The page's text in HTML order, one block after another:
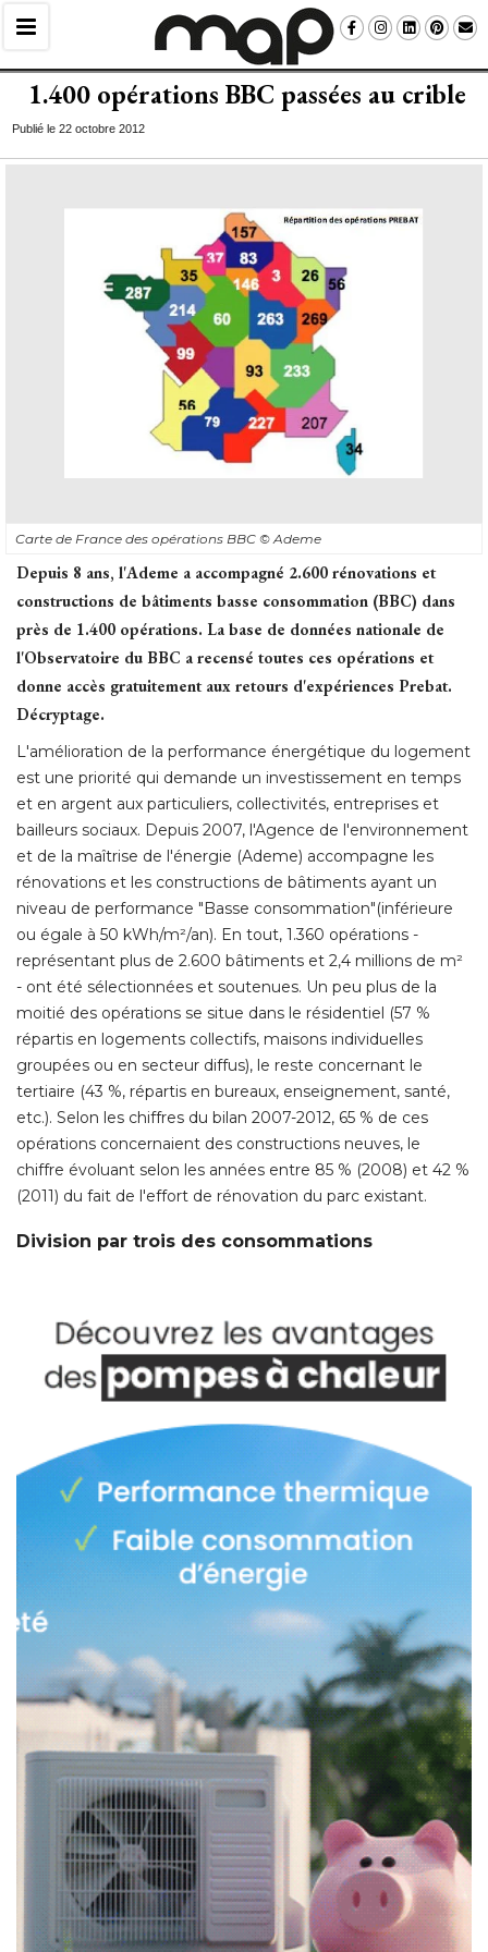
1.400 opérations BBC passées au crible
Publié le 22 octobre 2012
Carte de France des opérations BBC © Ademe
Depuis 8 ans, l'Ademe a accompagné 2.600 rénovations et
constructions de bâtiments basse consommation (BBC) dans
près de 1.400 opérations. La base de données nationale de
l'Observatoire du BBC a recensé toutes ces opérations et
donne accès gratuitement aux retours d'expériences Prebat.
Décryptage.
L'amélioration de la performance énergétique du logement
est une priorité qui demande un investissement en temps
et en argent aux particuliers, collectivités, entreprises et
bailleurs sociaux. Depuis 2007, l'Agence de l'environnement
et de la maîtrise de l'énergie (Ademe) accompagne les
rénovations et les constructions de bâtiments ayant un
niveau de performance "Basse consommation"(inférieure
ou égale à 50 kWh/m²/an). En tout, 1.360 opérations -
représentant plus de 2.600 bâtiments et 2,4 millions de m²
- ont été sélectionnées et soutenues. Un peu plus de la
moitié des opérations se situe dans le résidentiel (57 %
répartis en logements collectifs, maisons individuelles
groupées ou en secteur diffus), le reste concernant le
tertiaire (43 %, répartis en bureaux, enseignement, santé,
etc.). Selon les chiffres du bilan 2007-2012, 65 % de ces
opérations concernaient des constructions neuves, le
chiffre évoluant selon les années entre 85 % (2008) et 42 %
(2011) du fait de l'effort de rénovation du parc existant.
Division par trois des consommations